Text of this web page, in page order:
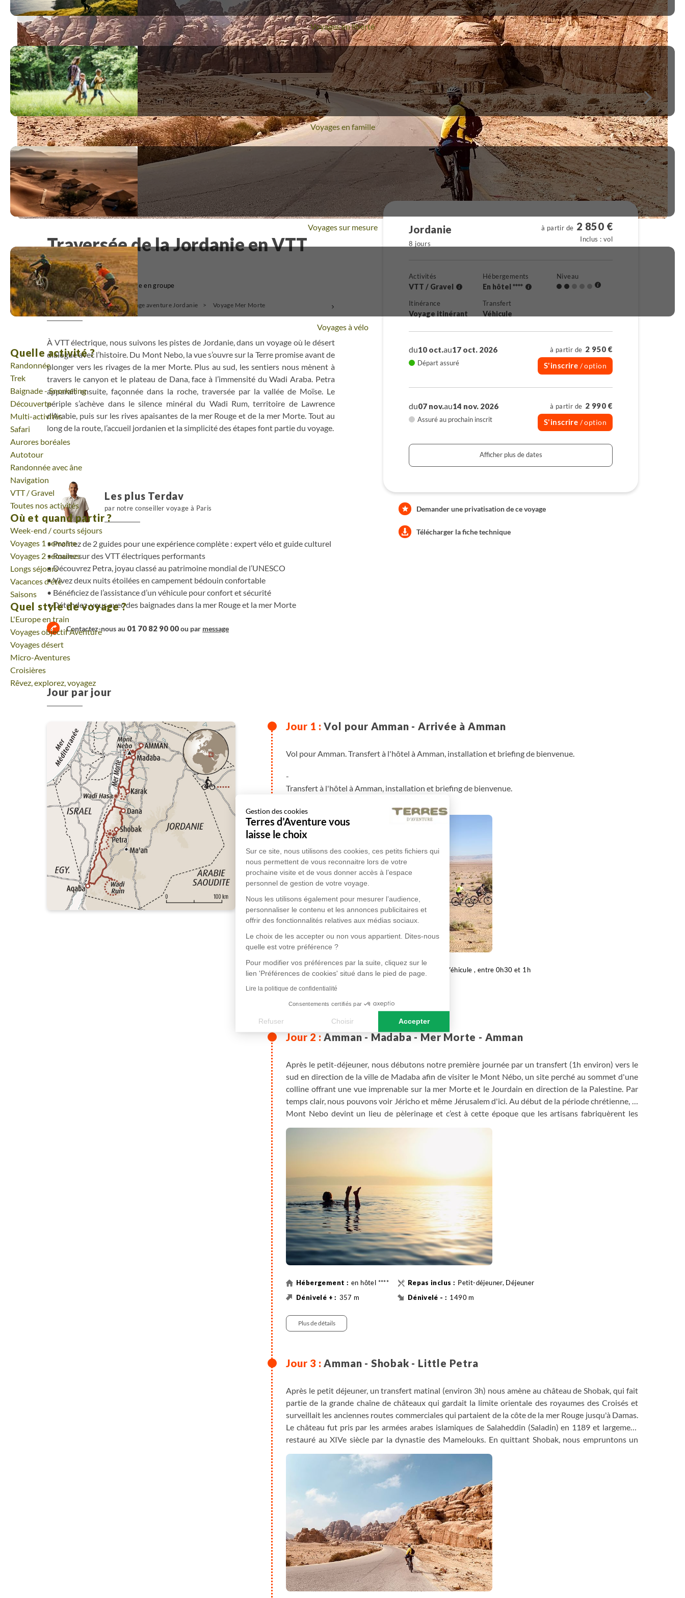
Gestion des cookies
Terres d’Aventure vous
laisse le choix
Sur ce site, nous utilisons des cookies, ces petits fichiers qui
nous permettent de vous reconnaitre lors de votre
prochaine visite et de vous donner accès à l’espace
personnel de gestion de votre voyage.
Nous les utilisons également pour mesurer l’audience,
personnaliser le contenu et les annonces publicitaires et
offrir des fonctionnalités relatives aux médias sociaux.
Le choix de les accepter ou non vous appartient. Dites-nous
quelle est votre préférence ?
Pour modifier vos préférences par la suite, cliquez sur le
lien 'Préférences de cookies' situé dans le pied de page.
Lire la politique de confidentialité
Consentements certifiés par
Refuser Choisir Accepter
Axeptio consent
Plateforme de Gestion du Consentement : Personnalisez vos Options
Notre plateforme vous permet d'adapter et de gérer vos paramètres de confidentialité, en garantissant la conformité avec
Voyages en liberté
Voyages en famille
Voyages sur mesure
Voyages à vélo
Quelle activité ?
Randonnée
Trek
Baignade - Snorkeling
Découverte
Multi-activités
Safari
Aurores boréales
Autotour
Randonnée avec âne
Navigation
VTT / Gravel
Toutes nos activités
Où et quand partir ?
Week-end / courts séjours
Voyages 1 semaine
Voyages 2 semaines
Longs séjours
Vacances d'été
Saisons
Quel style de voyage ?
L'Europe en train
Voyages objectif Aventure
Voyages désert
Micro-Aventures
Croisières
Rêvez, explorez, voyagez
Traversée de la Jordanie en VTT
électrique
(3) Voyage en groupe
Voyage Moyen-Orient Voyage aventure Jordanie Voyage Mer Morte
À VTT électrique, nous suivons les pistes de Jordanie, dans un voyage où le désert
dialogue avec l’histoire. Du Mont Nebo, la vue s’ouvre sur la Terre promise avant de
plonger vers les rivages de la mer Morte. Plus au sud, les sentiers nous mènent à
travers le canyon et le plateau de Dana, face à l’immensité du Wadi Araba. Petra
apparaît ensuite, façonnée dans la roche, traversée par la vallée de Moïse. Le
périple s’achève dans le silence minéral du Wadi Rum, territoire de Lawrence
d’Arabie, puis sur les rives apaisantes de la mer Rouge et de la mer Morte. Tout au
long de la route, l’accueil jordanien et la simplicité des étapes font partie du voyage.
Les plus Terdav
par notre conseiller voyage à Paris
Profitez de 2 guides pour une expérience complète : expert vélo et guide culturel
Roulez sur des VTT électriques performants
Découvrez Petra, joyau classé au patrimoine mondial de l’UNESCO
Vivez deux nuits étoilées en campement bédouin confortable
Bénéficiez de l’assistance d’un véhicule pour confort et sécurité
Détendez-vous avec des baignades dans la mer Rouge et la mer Morte
Contactez-nous au 01 70 82 90 00ou par message
Jordanie
8 jours
à partir de 2 850 €
Inclus : vol
Activités
VTT / Gravel
Hébergements
En hôtel ****
Niveau
Itinérance
Voyage itinérant
Transfert
Véhicule
du10 oct.au17 oct. 2026
Départ assuré
à partir de 2 950 €
S'inscrire / option
du07 nov.au14 nov. 2026
Assuré au prochain inscrit
à partir de 2 990 €
S'inscrire / option
Afficher plus de dates
Demander une privatisation de ce voyage
Télécharger la fiche technique
Jour par jour
Vol pour Amman - Arrivée à Amman
Vol pour Amman. Transfert à l'hôtel à Amman, installation et briefing de bienvenue.
-
Transfert à l'hôtel à Amman, installation et briefing de bienvenue.
en hôtel **** Véhicule , entre 0h30 et 1h
Amman - Madaba - Mer Morte - Amman
Après le petit-déjeuner, nous débutons notre première journée par un transfert (1h environ) vers le
sud en direction de la ville de Madaba afin de visiter le Mont Nébo, un site perché au sommet d'une
colline offrant une vue imprenable sur la mer Morte et le Jourdain en direction de la Palestine. Par
temps clair, nous pouvons voir Jéricho et même Jérusalem d'ici. Au début de la période chrétienne, le
Mont Nebo devint un lieu de pèlerinage et c’est à cette époque que les artisans fabriquèrent les
superbes sols en mosaïques, qui ont été excavés au cours du siècle dernier. Après un court transfert
en hôtel ****
Petit-déjeuner, Déjeuner
357 m
1490 m
Plus de détails
Amman - Shobak - Little Petra
Après le petit déjeuner, un transfert matinal (environ 3h) nous amène au château de Shobak, qui fait
partie de la grande chaîne de châteaux qui gardait la limite orientale des royaumes des Croisés et
surveillait les anciennes routes commerciales qui partaient de la côte de la mer Rouge jusqu'à Damas.
Le château fut pris par les armées arabes islamiques de Salaheddin (Saladin) en 1189 et largement
restauré au XIVe siècle par la dynastie des Mamelouks. En quittant Shobak, nous empruntons un
excellent chemin de terre qui contourne le plateau oriental et offre une vue magnifique sur la vallée
du Jourdain. Il y a quelques montées courtes et raides le long du chemin, mais c'est une partie
vraiment agréable du trajet et le véhicule d'assistance est toujours présent en cas de fatigue. Nous
rejoignons ensuite la route et continuons vers le sud en direction de Little Petra pour une visite. Enfin,
nous pédalons quelques kilomètres de plus afin de nous installer dans notre camp du soir entouré par
les montagnes et profiter de l'hospitalité des Bédouins.